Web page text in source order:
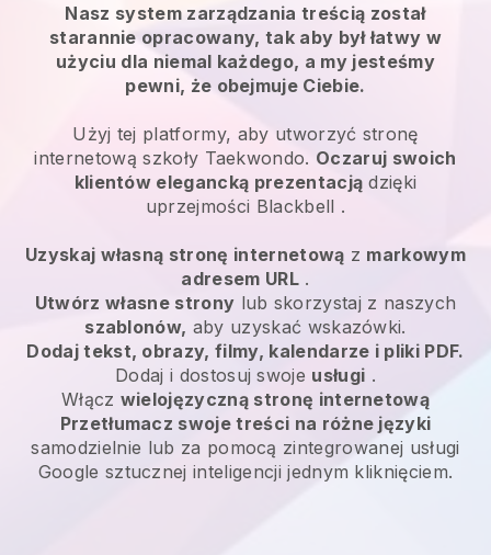
Nasz system zarządzania treścią został
starannie opracowany, tak aby był łatwy w
użyciu dla niemal każdego, a my jesteśmy
pewni, że obejmuje Ciebie.
Użyj tej platformy, aby utworzyć stronę
internetową szkoły Taekwondo. Oczaruj swoich
klientów elegancką prezentacją dzięki
uprzejmości Blackbell .
Uzyskaj własną stronę internetową z markowym
adresem URL.
Utwórz własne strony lub skorzystaj z naszych
szablonów, aby uzyskać wskazówki.
Dodaj tekst, obrazy, filmy, kalendarze i pliki PDF.
Dodaj i dostosuj swoje usługi .
Włącz wielojęzyczną stronę internetową
Przetłumacz swoje treści na różne języki
samodzielnie lub za pomocą zintegrowanej usługi
Google sztucznej inteligencji jednym kliknięciem.